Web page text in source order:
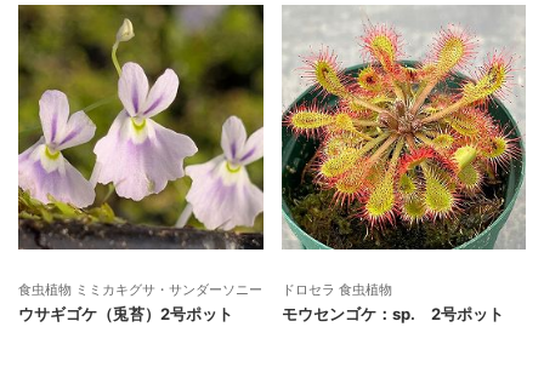
食虫植物 ミミカキグサ・サンダーソニー
ウサギゴケ（兎苔）2号ポット
ドロセラ 食虫植物
モウセンゴケ：sp. 2号ポット